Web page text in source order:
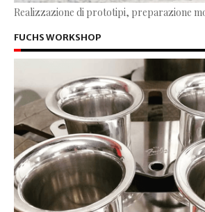
Realizzazione di prototipi, preparazione
FUCHS WORKSHOP